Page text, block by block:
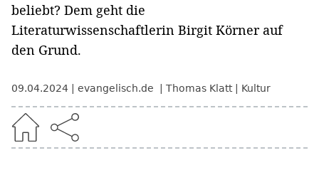
beliebt? Dem geht die
Literaturwissenschaftlerin Birgit Körner auf
den Grund.
09.04.2024 evangelisch.de Thomas Klatt Kultur